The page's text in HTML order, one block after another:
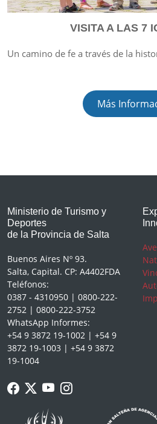
VISITA A LAS 7
Un camino de fe a través de la
Más
Ministerio de Turismo y
Deportes
de la Provincia de Salta
Buenos Aires Nº 93.
Salta, Capital. CP: A4402FDA
Teléfonos:
0387 - 4310950 | 0800-222-
2752 | 0800-222-3752
WhatsApp Informes:
+54 9 3872 19-1002 | +54 9
3872 19-1003 | +54 9 3872
19-1004